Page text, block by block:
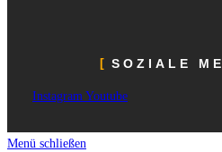
SOZIALE
Instagram Youtube
Menü schließen